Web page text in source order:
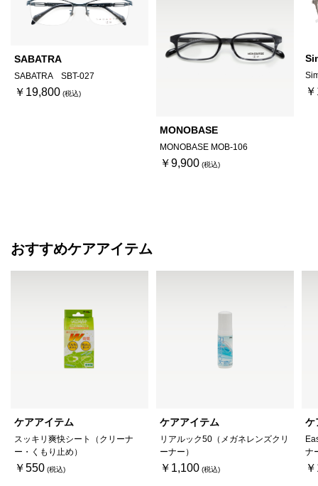
SABATRA
SABATRA SBT-027
￥19,800
MONOBASE
MONOBASE MOB-106
￥9,900
おすすめケアアイテム
ケアアイテム
スッキリ爽快シート（クリーナ
ー・くもり止め）
￥550
ケアアイテム
リアルック50（メガネレンズクリ
ーナー）
￥1,100
ケ
ナ